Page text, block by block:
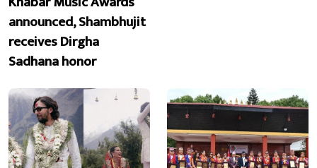
announced, Shambhujit
receives Dirgha
Sadhana honor